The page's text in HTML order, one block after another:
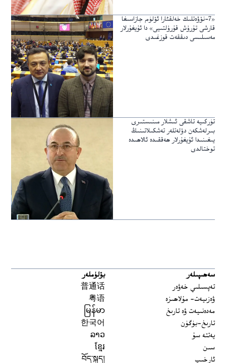
«7-نۆۋەتلىك خەلقئارا ئۆلۈم جازاسىغا
قارشى تۇرۇش قۇرۇلتىيى» دا ئۇيغۇرلار
مەسىلىسى دىققەت قوزغىدى
تۈركىيە تاشقى ئىشلار مىنىستىرى
بىرلەشكەن دۆلەتلەر تەشكىلاتىنىڭ
يىغىنىدا ئۇيغۇرلار ھەققىدە ئالاھىدە
توختالدى
سەھىپىلەر
تەپسىلىي خەۋەر
ۋەزىيەت- مۇلاھىزە
مەدەنىيەت ۋە تارىخ
تارىخ-بۈگۈن
يەتتە سۇ
سىن
ئارخىپ
بۆلۈملەر
普通话
粤语
မြန်မာ
한국어
ລາວ
ខ្មែរ
བོད་སྐད།